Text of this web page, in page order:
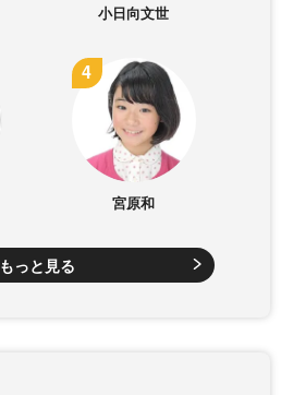
小日向文世
宮原和
もっと見る